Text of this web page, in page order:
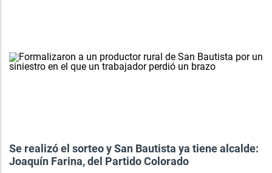
Se realizó el sorteo y San Bautista ya tiene alcalde:
Joaquín Farina, del Partido Colorado